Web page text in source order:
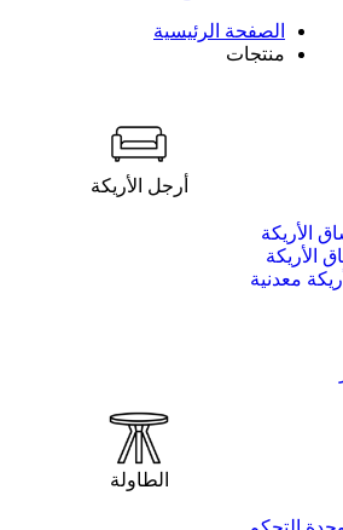
الصفحة الرئيسية
منتجات
أرجل الأريكة
الأريكة
الأريكة
معدنية
الطاولة